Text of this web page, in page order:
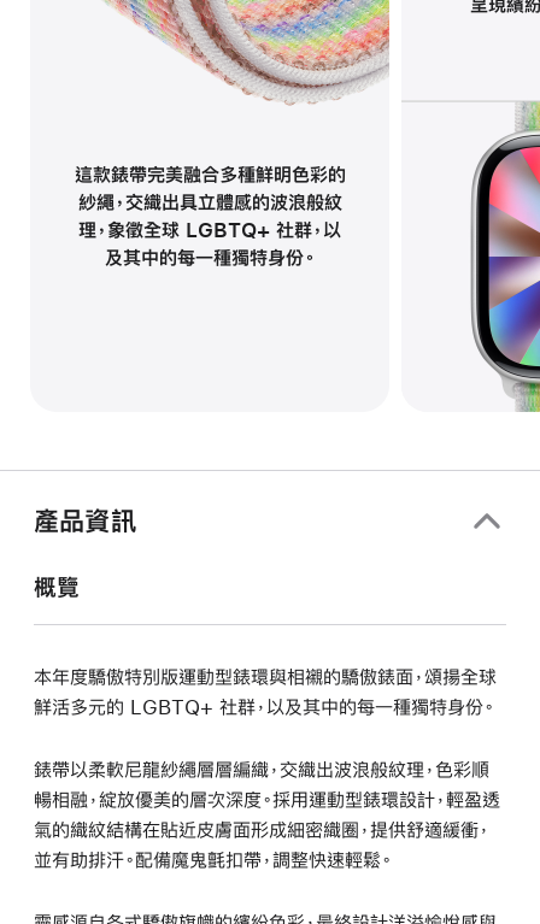
這款錶帶完美融合多種鮮明色彩的
紗繩，交織出具立體感的波浪般紋
理，象徵全球 LGBTQ+ 社群，以
及其中的每一種獨特身份。
產品資訊
概覽
本年度驕傲特別版運動型錶環與相襯的驕傲錶面，頌揚全球
鮮活多元的 LGBTQ+ 社群，以及其中的每一種獨特身份。
錶帶以柔軟尼龍紗繩層層編織，交織出波浪般紋理，色彩順
暢相融，綻放優美的層次深度。採用運動型錶環設計，輕盈透
氣的織紋結構在貼近皮膚面形成細密織圈，提供舒適緩衝，
並有助排汗。配備魔鬼氈扣帶，調整快速輕鬆。